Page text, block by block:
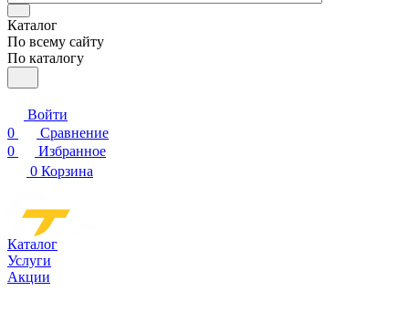
Каталог
По всему сайту
По каталогу
Войти
0
Сравнение
0
Избранное
0 Корзина
Каталог
Услуги
Акции